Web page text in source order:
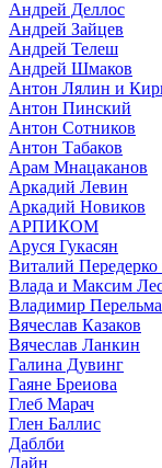
Андрей Деллос
Андрей Зайцев
Андрей Телеш
Андрей Шмаков
Антон Лялин и
Антон Пинский
Антон Сотников
Антон Табаков
Арам Мнацаканов
Аркадий Левин
Аркадий Новиков
АРПИКОМ
Аруся Гукасян
Виталий Передерко
Влада и Максим
Владимир
Вячеслав Казаков
Вячеслав Ланкин
Галина Дувинг
Гаяне Бреиова
Глеб Марач
Глен Баллис
Даблби
Дайн